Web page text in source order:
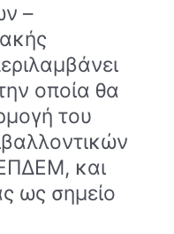
–
οποία θα
του
και
ως σημείο